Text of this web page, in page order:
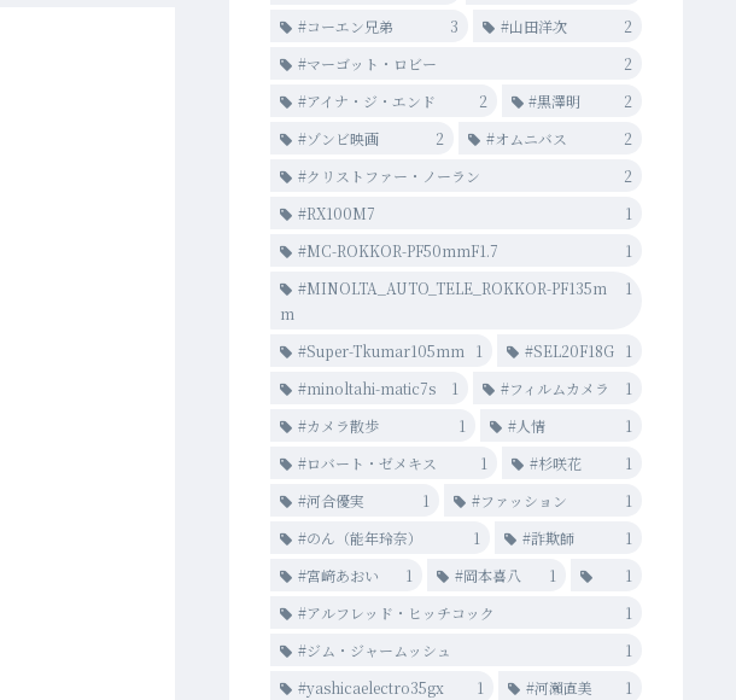
#コーエン兄弟
3 #山田洋次
2
#マーゴット・ロビー
2
#アイナ・ジ・エンド
2 #黒澤明
2
#ゾンビ映画
2 #オムニバス
2
#クリストファー・ノーラン
2
#RX100M7
1
#MC-ROKKOR-PF50mmF1.7
1
#MINOLTA_AUTO_TELE_ROKKOR-PF135m
m
1
#Super-Tkumar105mm 1 #SEL20F18G
1
#minoltahi-matic7s
1 #フィルムカメラ
1
#カメラ散歩
1 #人情
1
#ロバート・ゼメキス
1 #杉咲花
1
#河合優実
1 #ファッション
1
#のん（能年玲奈）
1 #詐欺師
1
#宮﨑あおい
1 #岡本喜八 1
1
#アルフレッド・ヒッチコック
1
#ジム・ジャームッシュ
1
#yashicaelectro35gx
1 #河瀨直美
1